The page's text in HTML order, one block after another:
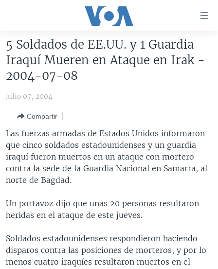
accesibilidad
Salte
contenido
Salte
principal
Salte
búsqueda
AMÉRICA DEL NORTE
EEUU
ELECCIONES EEUU 2024
VOA VERIFICA INMIGRACIÓN
VOA VERIFICA AMÉRICA LATINA
ARGENTINA
BOLIVIA
COLOMBIA
CHILE
ECUADOR
BRASIL
CHINA EN AMÉRICA LATINA
CENTROAMÉRICA
COSTA RICA
EL SALVADOR
HONDURAS
OTRAS SECCIONES
INMIGRACIÓN
MUNDO
ENTRETENIMIENTO Y CULTURA
TECNOLOGÍA
ESPECIALES DE LA VOA
UCRANIA
VIDEOS
FOTOGRAFÍA
PROGRAMAS TV
EL MUNDO AL DÍA
RADIO
5 Soldados de EE.UU. y 1 Guardia
Iraquí Mueren en Ataque en Irak -
2004-07-08
julio 07, 2004
Compartir
Las fuerzas armadas de Estados Unidos informaron
que cinco soldados estadounidenses y un guardia
iraquí fueron muertos en un ataque con mortero
contra la sede de la Guardia Nacional en Samarra, al
norte de Bagdad.
Un portavoz dijo que unas 20 personas resultaron
heridas en el ataque de este jueves.
Soldados estadounidenses respondieron haciendo
disparos contra las posiciones de morteros, y por lo
menos cuatro iraquíes resultaron muertos en el